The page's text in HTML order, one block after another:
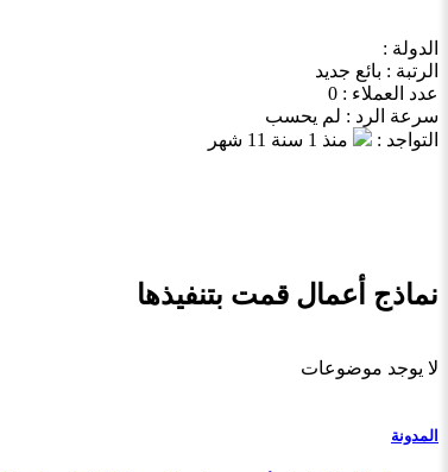
الدولة :
الرتبة : بائع جديد
عدد العملاء : 0
سرعة الرد : لم يحسب
التواجد :
منذ 1 سنة 11 شهر
نماذج أعمال قمت بتنفيذها
لا يوجد موضوعات
المدونة